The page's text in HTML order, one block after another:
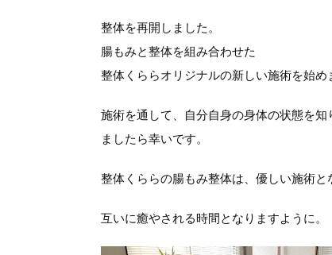
整体を再開しました。
腸もみと整体を組み合わせた
整体くららオリジナルの新しい施術を始め
施術を通して、自分自身の身体の状態を
ましたら幸いです。
整体くららの腸もみ整体は、優しい施術と
互いに癒やされる時間となりますように。